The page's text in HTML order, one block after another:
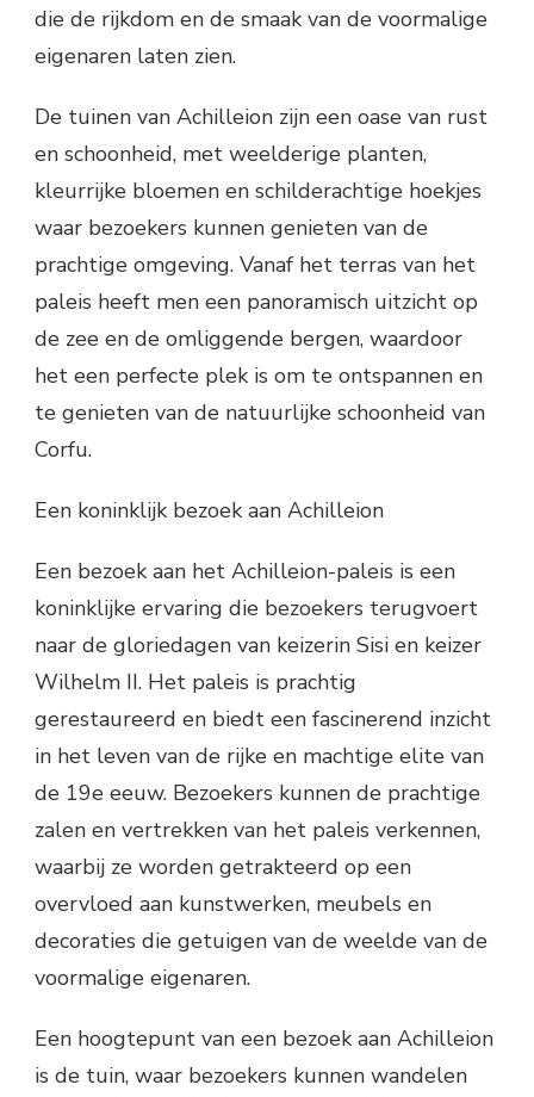
die de rijkdom en de smaak van de voormalige
eigenaren laten zien.
De tuinen van Achilleion zijn een oase van rust
en schoonheid, met weelderige planten,
kleurrijke bloemen en schilderachtige hoekjes
waar bezoekers kunnen genieten van de
prachtige omgeving. Vanaf het terras van het
paleis heeft men een panoramisch uitzicht op
de zee en de omliggende bergen, waardoor
het een perfecte plek is om te ontspannen en
te genieten van de natuurlijke schoonheid van
Corfu.
Een koninklijk bezoek aan Achilleion
Een bezoek aan het Achilleion-paleis is een
koninklijke ervaring die bezoekers terugvoert
naar de gloriedagen van keizerin Sisi en keizer
Wilhelm II. Het paleis is prachtig
gerestaureerd en biedt een fascinerend inzicht
in het leven van de rijke en machtige elite van
de 19e eeuw. Bezoekers kunnen de prachtige
zalen en vertrekken van het paleis verkennen,
waarbij ze worden getrakteerd op een
overvloed aan kunstwerken, meubels en
decoraties die getuigen van de weelde van de
voormalige eigenaren.
Een hoogtepunt van een bezoek aan Achilleion
is de tuin, waar bezoekers kunnen wandelen